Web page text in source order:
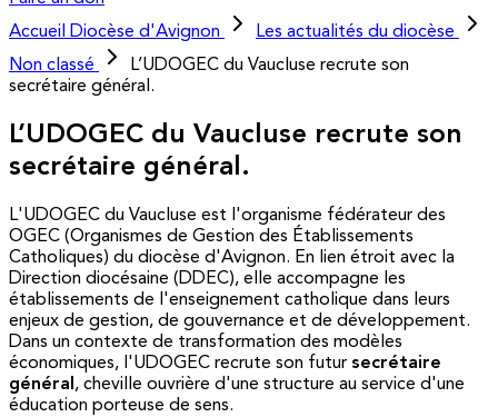
Accueil
Diocèse d'Avignon
Les actualités du diocèse
Non classé
L’UDOGEC du Vaucluse recrute son
secrétaire général.
L’UDOGEC du Vaucluse recrute son
secrétaire général.
L'UDOGEC du Vaucluse est l'organisme fédérateur des
OGEC (Organismes de Gestion des Établissements
Catholiques) du diocèse d'Avignon. En lien étroit avec la
Direction diocésaine (DDEC), elle accompagne les
établissements de l'enseignement catholique dans leurs
enjeux de gestion, de gouvernance et de développement.
Dans un contexte de transformation des modèles
économiques, l'UDOGEC recrute son futur secrétaire
général, cheville ouvrière d'une structure au service d'une
éducation porteuse de sens.